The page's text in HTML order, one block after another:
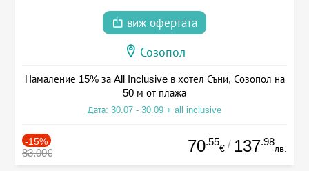
виж офертата
Созопол
Намаление 15% за All Inclusive в хотел Съни, Созопол на
50 м от плажа
Дата: 30.07 - 30.09 + all inclusive
-15%
83.00€ 70.55
€ / 137.98
лв.